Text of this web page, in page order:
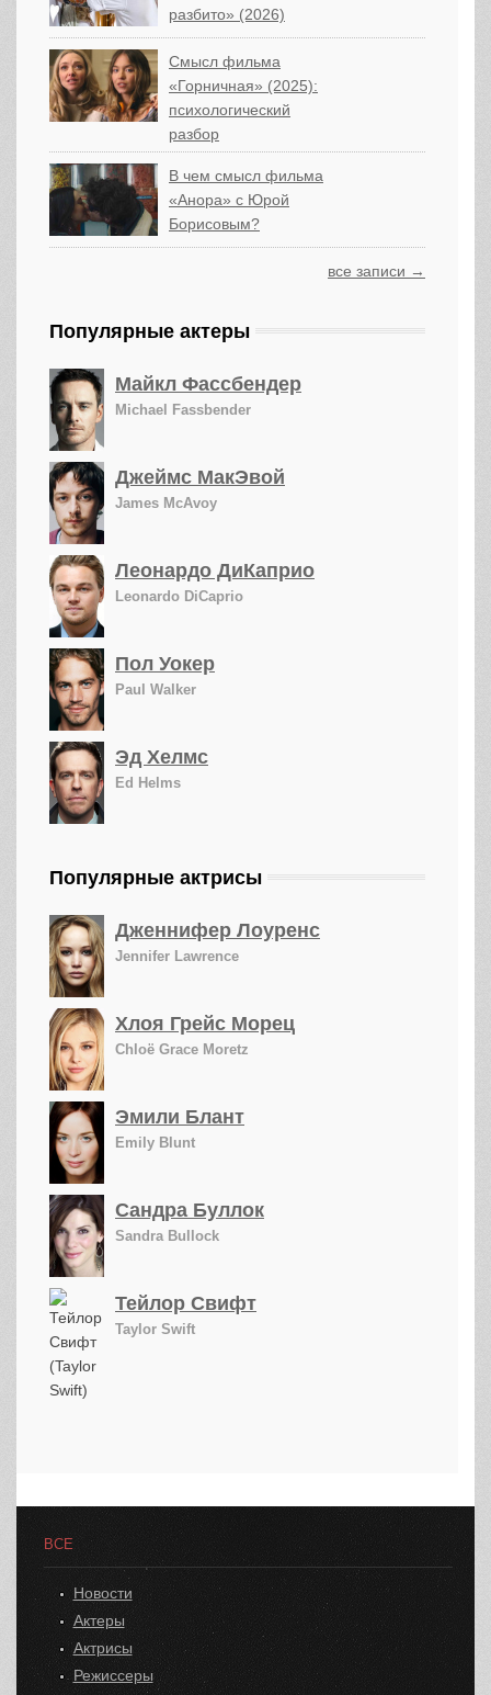
разбито» (2026)
Смысл фильма
«Горничная» (2025):
психологический
разбор
В чем смысл фильма
«Анора» с Юрой
Борисовым?
все записи →
Популярные актеры
Майкл Фассбендер
Michael Fassbender
Джеймс МакЭвой
James McAvoy
Леонардо ДиКаприо
Leonardo DiCaprio
Пол Уокер
Paul Walker
Эд Хелмс
Ed Helms
Популярные актрисы
Дженнифер Лоуренс
Jennifer Lawrence
Хлоя Грейс Морец
Chloë Grace Moretz
Эмили Блант
Emily Blunt
Сандра Буллок
Sandra Bullock
Тейлор Свифт
Taylor Swift
ВСЕ
Новости
Актеры
Актрисы
Режиссеры